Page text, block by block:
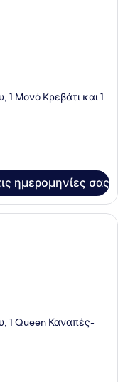
1 Μονό Κρεβάτι και 1
ημερομηνίες σας
με έναν κόκκινο
1 Queen Καναπές-